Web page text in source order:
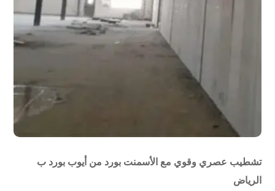
تشطيب عصري وقوي مع الأسمنت بورد من أيوب بورد ب
الرياض